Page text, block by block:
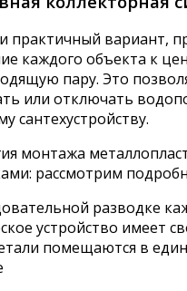
практичный вариант,
каждого объекта к
пару. Это
или отключать
сантехустройству.
разводке
устройство имеет
помещаются в